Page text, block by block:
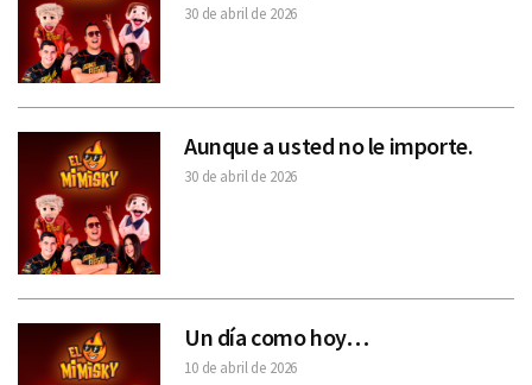
30 de abril de 2026
Aunque a usted no le importe.
30 de abril de 2026
Un día como hoy…
10 de abril de 2026